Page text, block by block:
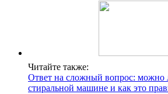
Читайте также:
Ответ на сложный вопрос: можно
стиральной машине и как это